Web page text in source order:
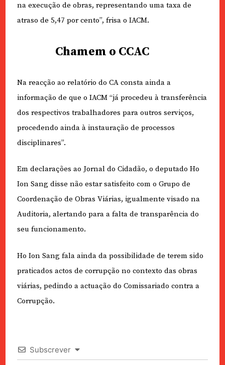
na execução de obras, representando uma taxa de
atraso de 5,47 por cento”, frisa o IACM.
Chamem o CCAC
Na reacção ao relatório do CA consta ainda a
informação de que o IACM “já procedeu à transferência
dos respectivos trabalhadores para outros serviços,
procedendo ainda à instauração de processos
disciplinares”.
Em declarações ao Jornal do Cidadão, o deputado Ho
Ion Sang disse não estar satisfeito com o Grupo de
Coordenação de Obras Viárias, igualmente visado na
Auditoria, alertando para a falta de transparência do
seu funcionamento.
Ho Ion Sang fala ainda da possibilidade de terem sido
praticados actos de corrupção no contexto das obras
viárias, pedindo a actuação do Comissariado contra a
Corrupção.
Subscrever